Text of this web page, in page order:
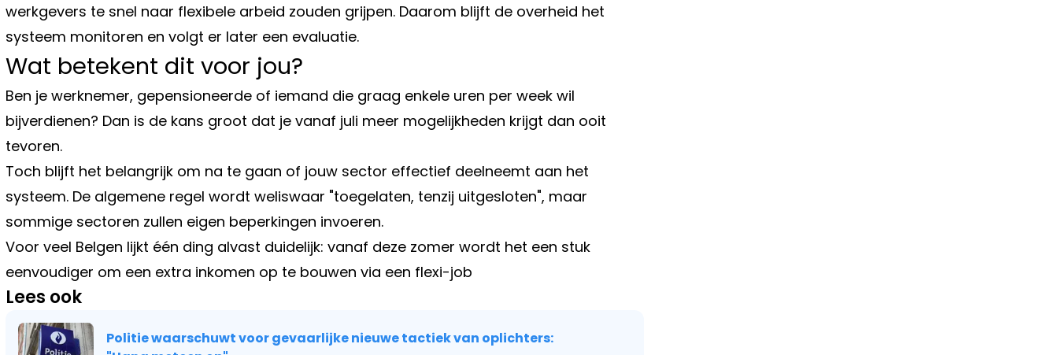
werkgevers te snel naar flexibele arbeid zouden grijpen. Daarom blijft de overheid het
systeem monitoren en volgt er later een evaluatie.
Wat betekent dit voor jou?
Ben je werknemer, gepensioneerde of iemand die graag enkele uren per week wil
bijverdienen? Dan is de kans groot dat je vanaf juli meer mogelijkheden krijgt dan ooit
tevoren.
Toch blijft het belangrijk om na te gaan of jouw sector effectief deelneemt aan het
systeem. De algemene regel wordt weliswaar "toegelaten, tenzij uitgesloten", maar
sommige sectoren zullen eigen beperkingen invoeren.
Voor veel Belgen lijkt één ding alvast duidelijk: vanaf deze zomer wordt het een stuk
eenvoudiger om een extra inkomen op te bouwen via een flexi-job
Lees ook
Politie waarschuwt voor gevaarlijke nieuwe tactiek van oplichters: